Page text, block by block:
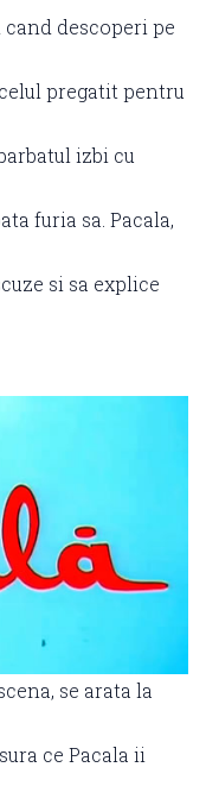
descoperi pe
pregatit pentru
izbi cu
furia sa. Pacala,
si sa explice
se arata la
ce Pacala ii